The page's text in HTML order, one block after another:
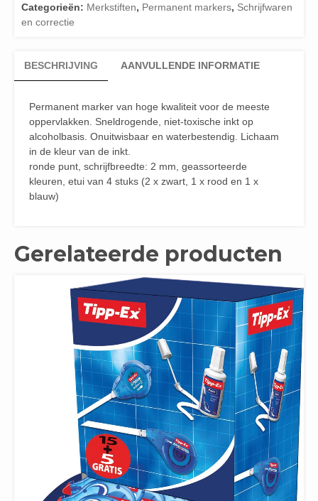
Categorieën: Merkstiften, Permanent markers, Schrijfwaren
en correctie
BESCHRIJVING AANVULLENDE INFORMATIE
Permanent marker van hoge kwaliteit voor de meeste
oppervlakken. Sneldrogende, niet-toxische inkt op
alcoholbasis. Onuitwisbaar en waterbestendig. Lichaam
in de kleur van de inkt.
ronde punt, schrijfbreedte: 2 mm, geassorteerde
kleuren, etui van 4 stuks (2 x zwart, 1 x rood en 1 x
blauw)
Gerelateerde producten